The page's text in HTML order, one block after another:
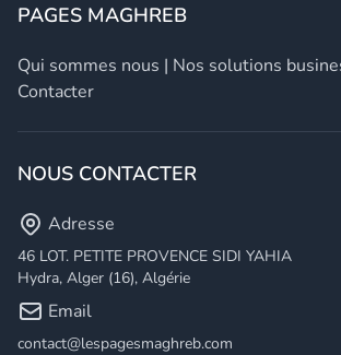
PAGES MAGHREB
Qui sommes nous | Nos solutions
Contacter
NOUS CONTACTER
Adresse
46 LOT. PETITE PROVENCE SIDI YAHIA
Hydra, Alger (16), Algérie
Email
contact@lespagesmaghreb.com